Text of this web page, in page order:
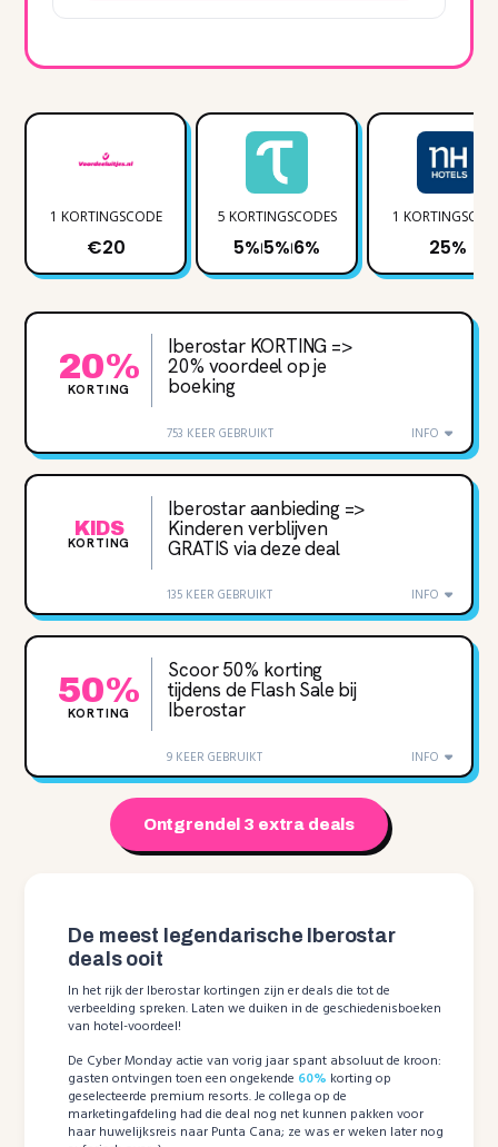
1 KORTINGSCODE
€20
5 KORTINGSCODES
5%|5%|6%
1
25%
20%
KORTING
Iberostar KORTING =>
20% voordeel op je
boeking
753 KEER GEBRUIKT INFO
KIDS
KORTING
Iberostar aanbieding =>
Kinderen verblijven
GRATIS via deze deal
135 KEER GEBRUIKT INFO
50%
KORTING
Scoor 50% korting
tijdens de Flash Sale bij
Iberostar
9 KEER GEBRUIKT INFO
Ontgrendel 3 extra deals
De meest legendarische Iberostar
deals ooit
In het rijk der Iberostar kortingen zijn er deals die tot de
verbeelding spreken. Laten we duiken in de geschiedenisboeken
van hotel-voordeel!
De Cyber Monday actie van vorig jaar spant absoluut de kroon:
gasten ontvingen toen een ongekende 60% korting op
geselecteerde premium resorts. Je collega op de
marketingafdeling had die deal nog net kunnen pakken voor
haar huwelijksreis naar Punta Cana; ze was er weken later nog